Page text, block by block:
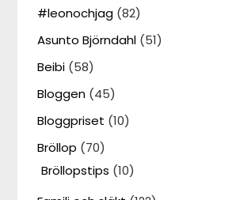
#leonochjag (82)
Asunto Björndahl (51)
Beibi (58)
Bloggen (45)
Bloggpriset (10)
Bröllop (70)
Bröllopstips (10)